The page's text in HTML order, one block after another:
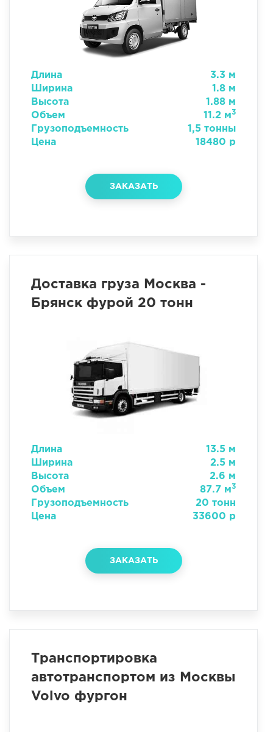
Длина
3.3 м
Ширина
1.8 м
Высота
1.88 м
Объем
11.2 м3
Грузоподъемность
1,5 тонны
Цена
18480 р
ЗАКАЗАТЬ
Доставка груза Москва -
Брянск фурой 20 тонн
Длина
13.5 м
Ширина
2.5 м
Высота
2.6 м
Объем
87.7 м3
Грузоподъемность
20 тонн
Цена
33600 р
ЗАКАЗАТЬ
Транспортировка
автотранспортом из Москвы
Volvo фургон